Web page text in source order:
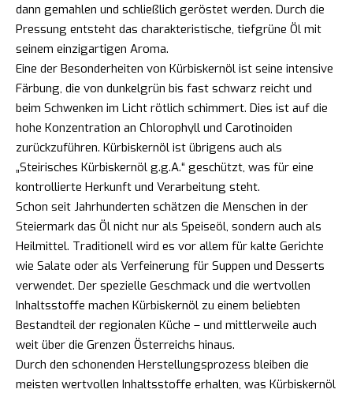
dann gemahlen und schließlich geröstet werden. Durch die
Pressung entsteht das charakteristische, tiefgrüne Öl mit
seinem einzigartigen Aroma.
Eine der Besonderheiten von Kürbiskernöl ist seine intensive
Färbung, die von dunkelgrün bis fast schwarz reicht und
beim Schwenken im Licht rötlich schimmert. Dies ist auf die
hohe Konzentration an Chlorophyll und Carotinoiden
zurückzuführen. Kürbiskernöl ist übrigens auch als
„Steirisches Kürbiskernöl g.g.A.“ geschützt, was für eine
kontrollierte Herkunft und Verarbeitung steht.
Schon seit Jahrhunderten schätzen die Menschen in der
Steiermark das Öl nicht nur als Speiseöl, sondern auch als
Heilmittel. Traditionell wird es vor allem für kalte Gerichte
wie Salate oder als Verfeinerung für Suppen und Desserts
verwendet. Der spezielle Geschmack und die wertvollen
Inhaltsstoffe machen Kürbiskernöl zu einem beliebten
Bestandteil der regionalen Küche – und mittlerweile auch
weit über die Grenzen Österreichs hinaus.
Durch den schonenden Herstellungsprozess bleiben die
meisten wertvollen Inhaltsstoffe erhalten, was Kürbiskernöl